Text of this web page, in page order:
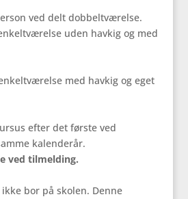
ved delt dobbeltværelse.
uden havkig og med
med havkig og eget
efter det første ved
kalenderår.
ved tilmelding.
bor på skolen. Denne